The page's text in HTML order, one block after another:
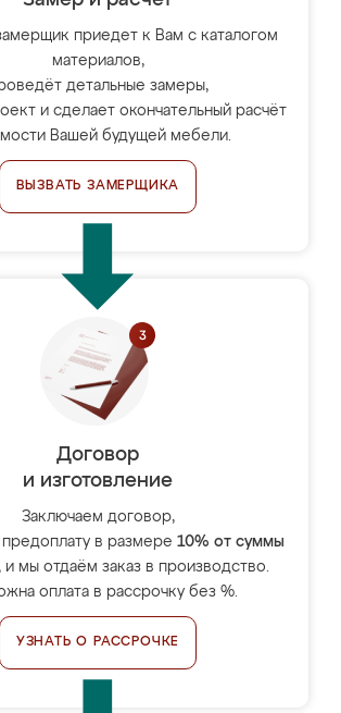
приедет к Вам с каталогом
материалов,
детальные замеры,
и сделает окончательный расчёт
Вашей будущей мебели.
ВЫЗВАТЬ ЗАМЕРЩИКА
Договор
и изготовление
Заключаем договор,
в размере 10% от суммы
и мы отдаём заказ в производство.
оплата в рассрочку без %.
УЗНАТЬ О РАССРОЧКЕ